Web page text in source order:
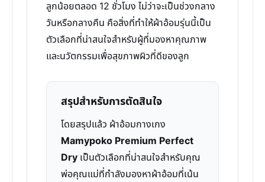
ลูกน้อยตลอด 12 ชั่วโมง ไม่ว่าจะเป็นช่วงกลาง
วันหรือกลางคืน คือสิ่งที่ทำให้ผ้าอ้อมรุ่นนี้เป็น
ตัวเลือกที่น่าสนใจสำหรับผู้ที่มองหาคุณภาพ
และนวัตกรรมเพื่อสุขภาพผิวที่ดีของลูก
สรุปสำหรับการตัดสินใจ
โดยสรุปแล้ว ผ้าอ้อมกางเกง
Mamypoko Premium Perfect
Dry เป็นตัวเลือกที่น่าสนใจสำหรับคุณ
พ่อคุณแม่ที่กำลังมองหาผ้าอ้อมที่เน้น